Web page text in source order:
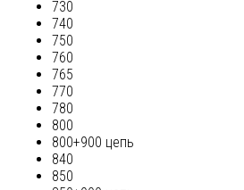
730
740
750
760
765
770
780
800
800+900 цепь
840
850